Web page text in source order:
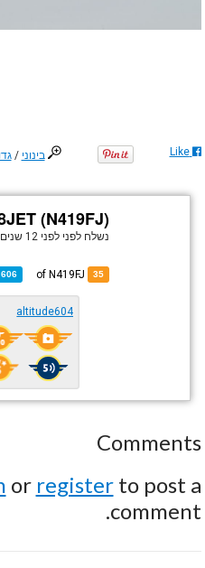
בינוני / Like
(N419FJ)
נשלח לפני לפני 12 שנים
35
606
altitude604
Comments
or registerto post a
comment.